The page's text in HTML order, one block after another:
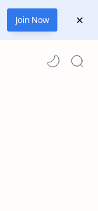
Join Now